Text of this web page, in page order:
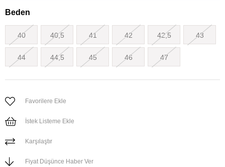
Beden
40 40,5 41 42 42,5 43
44 44,5 45 46 47
Favorilere Ekle
İstek Listeme Ekle
Karşılaştır
Fiyat Düşünce Haber Ver